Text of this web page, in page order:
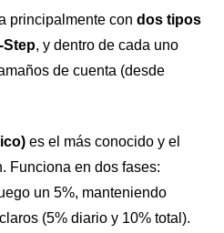
principalmente con dos tipos
Step, y dentro de cada uno
de cuenta (desde
es el más conocido y el
Funciona en dos fases:
un 5%, manteniendo
(5% diario y 10% total).